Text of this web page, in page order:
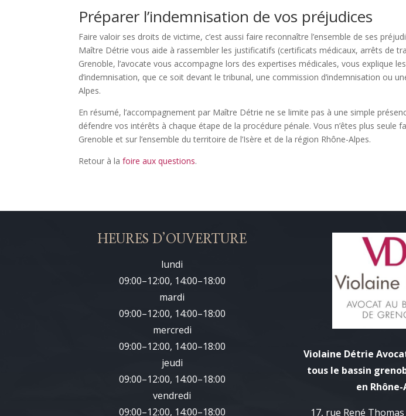
Préparer l’indemnisation de vos préjudices
Faire valoir ses droits de victime, c’est aussi faire reconnaître l’ensemble de ses
Maître Détrie vous aide à rassembler les justificatifs (certificats médicaux, arrêts de
Grenoble, l’avocate vous accompagne lors des expertises médicales, vous explique
d’indemnisation, que ce soit devant le tribunal, une commission d’indemnisation ou
Alpes.
En résumé, l’accompagnement par Maître Détrie ne se limite pas à une simple
défendre vos intérêts à chaque étape de la procédure pénale. Vous n’êtes plus
Grenoble et sur l’ensemble du territoire de l’Isère et de la région Rhône-Alpes.
Retour à lafoire aux questions.
HEURES D’OUVERTURE
lundi
09:00–12:00, 14:00–18:00
mardi
09:00–12:00, 14:00–18:00
mercredi
09:00–12:00, 14:00–18:00
jeudi
09:00–12:00, 14:00–18:00
vendredi
09:00–12:00, 14:00–18:00
Violaine Détrie
tous le bassin
en
17, rue René